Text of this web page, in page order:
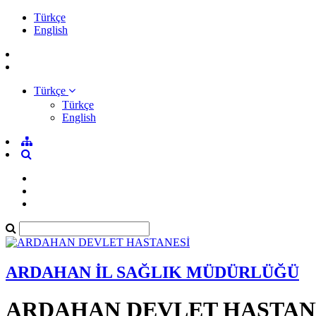
Türkçe
English
Türkçe
Türkçe
English
ARDAHAN İL SAĞLIK MÜDÜRLÜĞÜ
ARDAHAN DEVLET